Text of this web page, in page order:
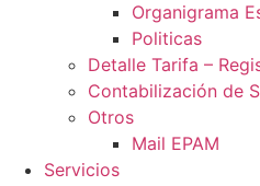
Organigrama
Politicas
Detalle Tarifa –
Contabilización de
Otros
Mail EPAM
Servicios